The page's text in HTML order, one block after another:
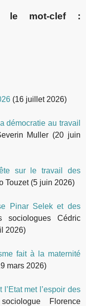
le mot-clef :
(16 juillet 2026)
démocratie au travail
Muller (20 juin
sur le travail des
Touzet (5 juin 2026)
Pinar Selek et des
sociologues Cédric
2026)
fait à la maternité
mars 2026)
met l’espoir des
Florence